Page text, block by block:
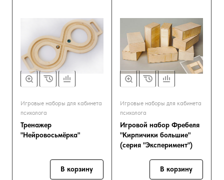
Игровые наборы для кабинета
психолога
Тренажер
"Нейровосьмёрка"
В корзину
Игровые наборы для кабинета
психолога
Игровой набор Фребеля
"Кирпичики большие"
(серия "Эксперимент")
В корзину